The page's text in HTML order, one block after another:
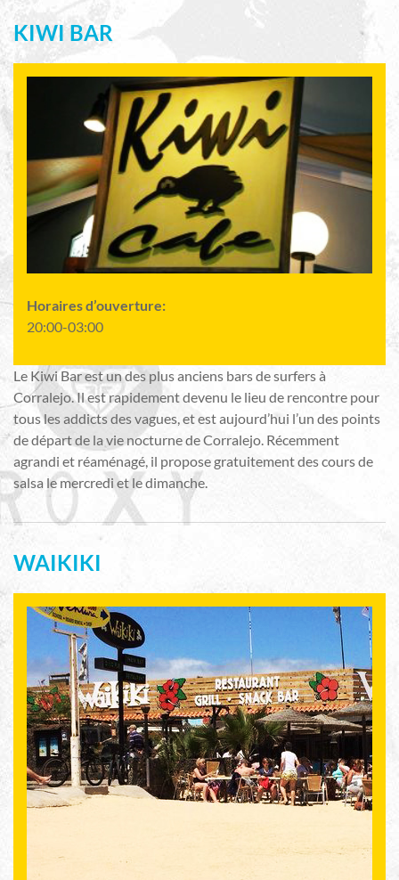
KIWI BAR
Horaires d’ouverture:
20:00-03:00
Le Kiwi Bar est un des plus anciens bars de surfers à
Corralejo. Il est rapidement devenu le lieu de rencontre pour
tous les addicts des vagues, et est aujourd’hui l’un des points
de départ de la vie nocturne de Corralejo. Récemment
agrandi et réaménagé, il propose gratuitement des cours de
salsa le mercredi et le dimanche.
WAIKIKI